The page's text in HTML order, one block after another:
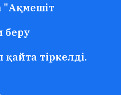
"Ақмешіт
беру
тіркелді.